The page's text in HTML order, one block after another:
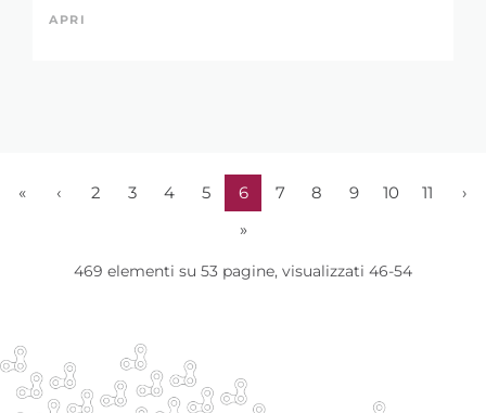
APRI
« ‹ 2 3 4 5 6 7 8 9 10 11
›
»
469 elementi su 53 pagine, visualizzati 46-54